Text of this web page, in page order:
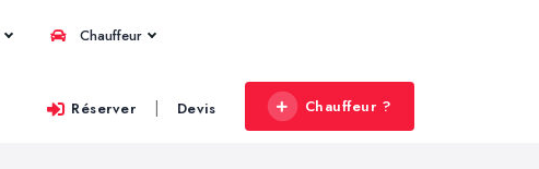
Chauffeur
Réserver | Devis Chauffeur ?